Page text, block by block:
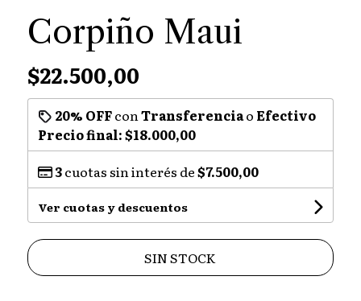
Corpiño Maui
$22.500,00
20% OFFcon Transferenciao Efectivo
Precio final:$18.000,00
3cuotas sin interés de$7.500,00
Ver cuotas y descuentos
SIN STOCK